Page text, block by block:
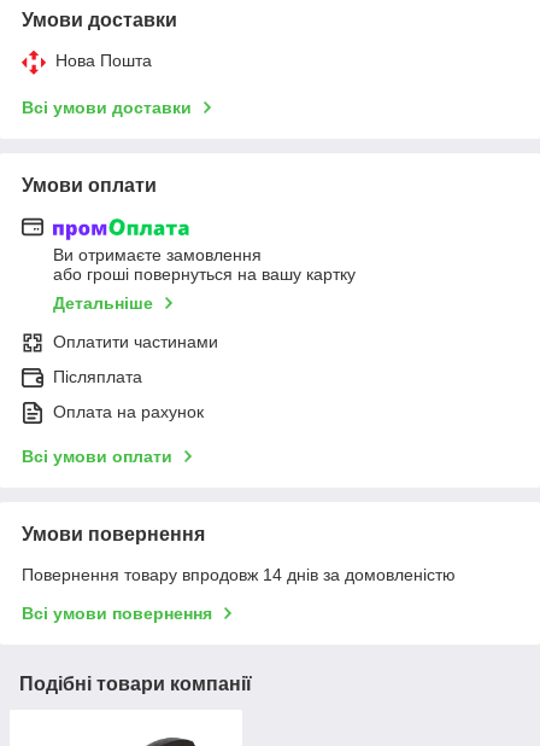
Умови доставки
Нова Пошта
Всі умови доставки
Умови оплати
Ви отримаєте замовлення
або гроші повернуться на вашу картку
Детальніше
Оплатити частинами
Післяплата
Оплата на рахунок
Всі умови оплати
Умови повернення
Повернення товару впродовж 14 днів за домовленістю
Всі умови повернення
Подібні товари компанії